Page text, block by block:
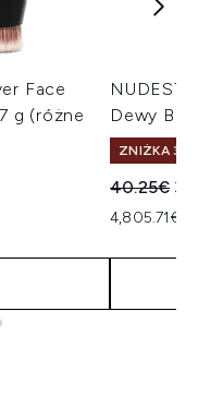
Face
g (różne
Dewy
ZNIŻKA
40.25€
4,805.71€